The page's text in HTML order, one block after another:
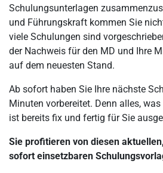
Schulungsunterlagen
und Führungskraft kommen Sie
viele Schulungen sind
der Nachweis für den MD und Ihre
auf dem neuesten Stand.
Ab sofort haben Sie Ihre nächste
Minuten vorbereitet. Denn alles,
ist bereits fix und fertig für Sie
Sie profitieren von diesen
sofort einsetzbaren